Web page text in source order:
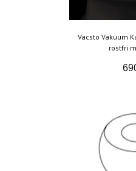
Vacsto Vakuum
rostfri